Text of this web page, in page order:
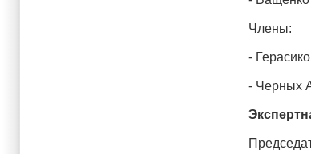
Члены:
-
- Черных